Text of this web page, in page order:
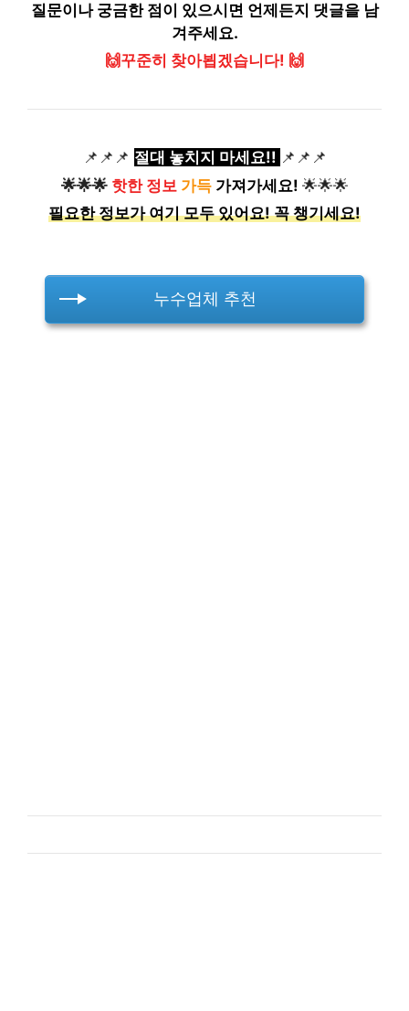
질문이나 궁금한 점이 있으시면 언제든지 댓글을 남
겨주세요.
🙌꾸준히 찾아뵙겠습니다! 🙌
📌📌📌 절대 놓치지 마세요!! 📌📌📌
🌟🌟🌟 핫한 정보 가득 가져가세요! 🌟🌟🌟
필요한 정보가 여기 모두 있어요! 꼭 챙기세요!
누수업체 추천